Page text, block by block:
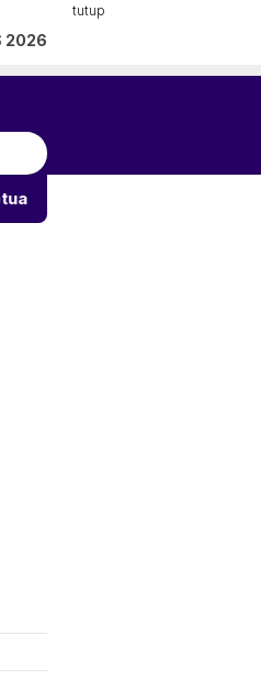
tutup
2026
Motivasi Calon Paskibraka